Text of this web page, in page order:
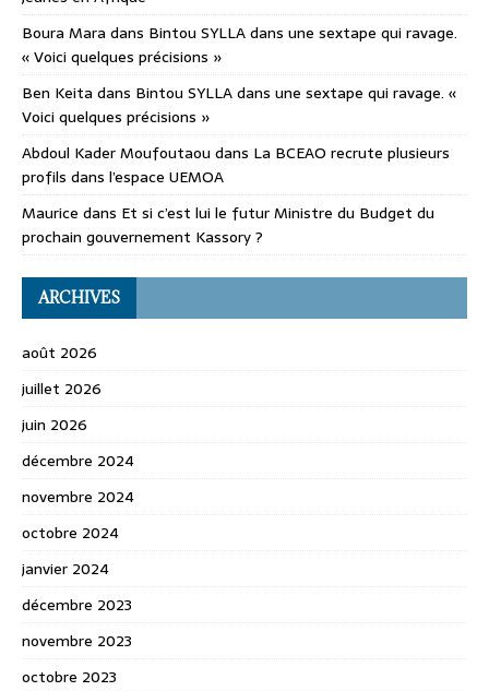
Boura Mara dans Bintou SYLLA dans une sextape qui ravage.
« Voici quelques précisions »
Ben Keita dans Bintou SYLLA dans une sextape qui ravage. «
Voici quelques précisions »
Abdoul Kader Moufoutaou dans La BCEAO recrute plusieurs
profils dans l’espace UEMOA
Maurice dans Et si c’est lui le futur Ministre du Budget du
prochain gouvernement Kassory ?
ARCHIVES
août 2026
juillet 2026
juin 2026
décembre 2024
novembre 2024
octobre 2024
janvier 2024
décembre 2023
novembre 2023
octobre 2023